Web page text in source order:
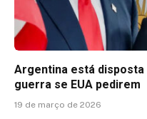
Argentina está
guerra se EUA pedirem
19 de março de 2026